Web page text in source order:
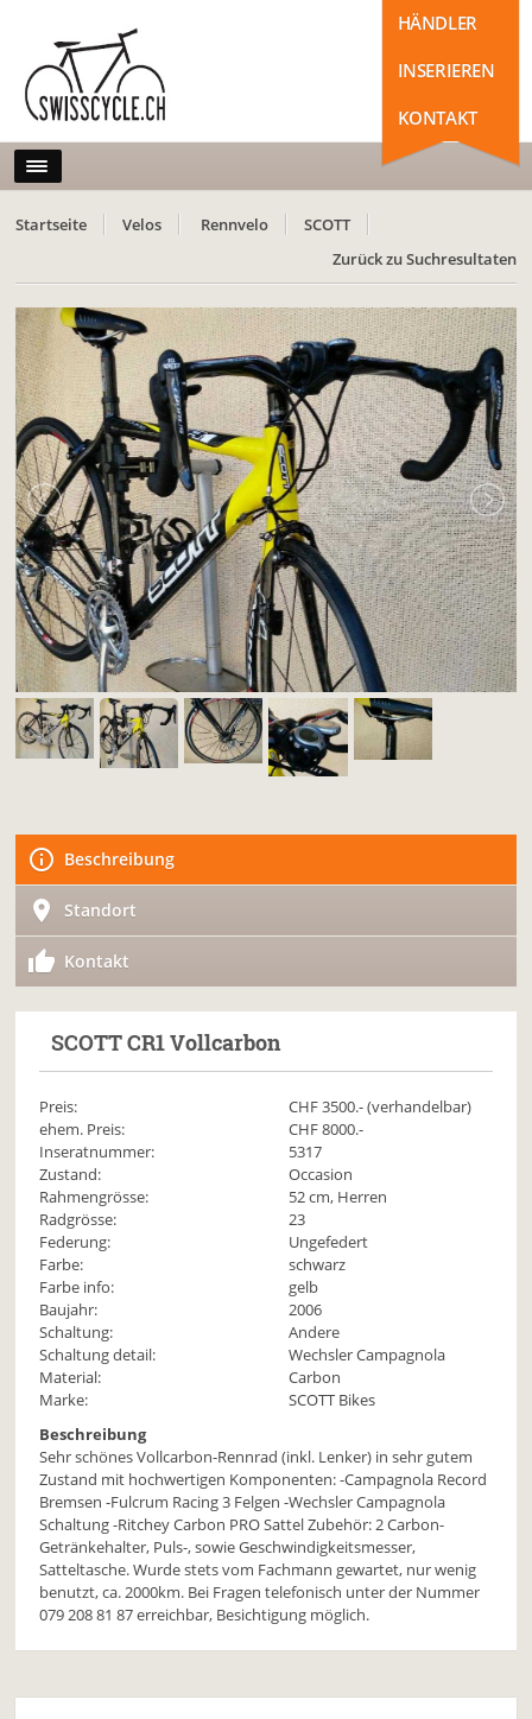
HÄNDLER
INSERIEREN
KONTAKT
Startseite Velos Rennvelo
SCOTT
Zurück zu Suchresultaten
Beschreibung
Standort
Kontakt
SCOTTCR1 Vollcarbon
Preis: CHF3500.- (verhandelbar)
ehem. Preis:
CHF 8000.-
Inseratnummer:
5317
Zustand:
Occasion
Rahmengrösse:
52 cm, Herren
Radgrösse:
23
Federung:
Ungefedert
Farbe:
schwarz
Farbe info:
gelb
Baujahr:
2006
Schaltung:
Andere
Schaltung detail:
Wechsler Campagnola
Material:
Carbon
Marke:
SCOTT Bikes
Beschreibung
Sehr schönes Vollcarbon-Rennrad (inkl. Lenker) in sehr gutem
Zustand mit hochwertigen Komponenten: -Campagnola Record
Bremsen -Fulcrum Racing 3 Felgen -Wechsler Campagnola
Schaltung -Ritchey Carbon PRO Sattel Zubehör: 2 Carbon-
Getränkehalter, Puls-, sowie Geschwindigkeitsmesser,
Satteltasche. Wurde stets vom Fachmann gewartet, nur wenig
benutzt, ca. 2000km. Bei Fragen telefonisch unter der Nummer
079 208 81 87 erreichbar, Besichtigung möglich.